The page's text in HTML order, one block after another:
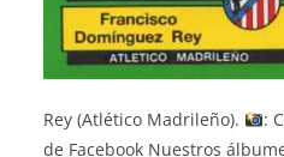
Rey (Atlético Madrileño).
:
de Facebook Nuestros